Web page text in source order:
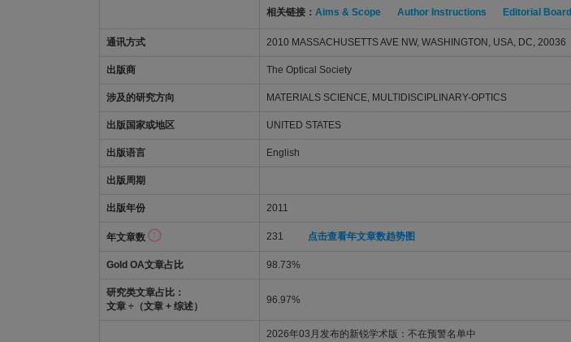
相关链接： Aims & Scope Author Instructions Editorial Board
通讯方式 2010 MASSACHUSETTS AVE NW, WASHINGTON, USA, DC, 20036
出版商 The Optical Society
涉及的研究方向 MATERIALS SCIENCE, MULTIDISCIPLINARY-OPTICS
出版国家或地区 UNITED STATES
出版语言 English
出版周期
出版年份 2011
年文章数 231 点击查看年文章数趋势图
Gold OA文章占比 98.73%
研究类文章占比：
文章 ÷（文章 + 综述）
96.97%
2026年03月发布的新锐学术版：不在预警名单中